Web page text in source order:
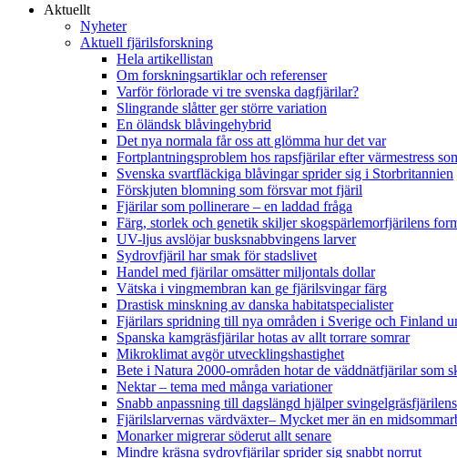
Aktuellt
Nyheter
Aktuell fjärilsforskning
Hela artikellistan
Om forskningsartiklar och referenser
Varför förlorade vi tre svenska dagfjärilar?
Slingrande slåtter ger större variation
En öländsk blåvingehybrid
Det nya normala får oss att glömma hur det var
Fortplantningsproblem hos rapsfjärilar efter värmestress
Svenska svartfläckiga blåvingar sprider sig i Storbritannien
Förskjuten blomning som försvar mot fjäril
Fjärilar som pollinerare – en laddad fråga
Färg, storlek och genetik skiljer skogspärlemorfjärilens
UV-ljus avslöjar busksnabbvingens larver
Sydrovfjäril har smak för stadslivet
Handel med fjärilar omsätter miljontals dollar
Vätska i vingmembran kan ge fjärilsvingar färg
Drastisk minskning av danska habitatspecialister
Fjärilars spridning till nya områden i Sverige och Finland
Spanska kamgräsfjärilar hotas av allt torrare somrar
Mikroklimat avgör utvecklingshastighet
Bete i Natura 2000-områden hotar de väddnätfjärilar som
Nektar – tema med många variationer
Snabb anpassning till dagslängd hjälper
Fjärilslarvernas värdväxter– Mycket mer än en
Monarker migrerar söderut allt senare
Mindre kräsna sydrovfjärilar sprider sig snabbt norrut